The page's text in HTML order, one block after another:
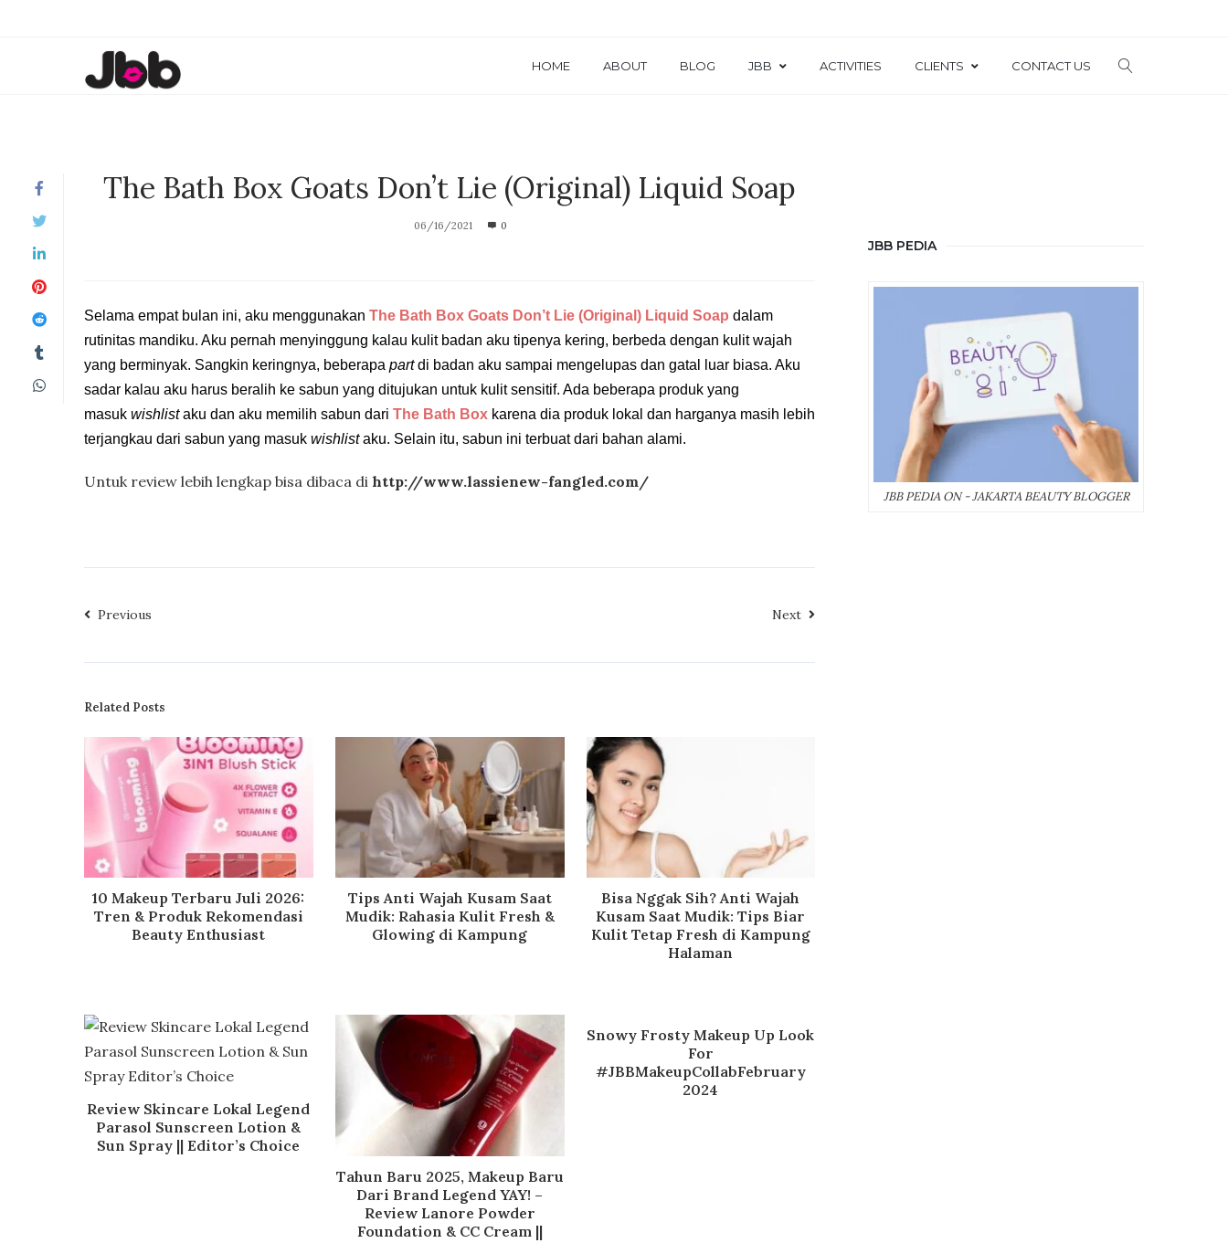
HOME ABOUT BLOG JBB ACTIVITIES CLIENTS CONTACT US
The Bath Box Goats Don’t Lie (Original) Liquid Soap
06/16/2021 0
Selama empat bulan ini, aku menggunakan The Bath Box Goats Don’t Lie (Original) Liquid Soap dalam
rutinitas mandiku. Aku pernah menyinggung kalau kulit badan aku tipenya kering, berbeda dengan kulit wajah
yang berminyak. Sangkin keringnya, beberapa partdi badan aku sampai mengelupas dan gatal luar biasa. Aku
sadar kalau aku harus beralih ke sabun yang ditujukan untuk kulit sensitif. Ada beberapa produk yang
masuk wishlistaku dan aku memilih sabun dari The Bath Box karena dia produk lokal dan harganya masih lebih
terjangkau dari sabun yang masuk wishlistaku. Selain itu, sabun ini terbuat dari bahan alami.
Untuk review lebih lengkap bisa dibaca di http://www.lassienew-fangled.com/
Previous Next
Related Posts
10 Makeup Terbaru Juli 2026:
Tren & Produk Rekomendasi
Beauty Enthusiast
Tips Anti Wajah Kusam Saat
Mudik: Rahasia Kulit Fresh &
Glowing di Kampung
Bisa Nggak Sih? Anti Wajah
Kusam Saat Mudik: Tips Biar
Kulit Tetap Fresh di Kampung
Halaman
Review Skincare Lokal Legend
Parasol Sunscreen Lotion &
Sun Spray || Editor’s Choice
Tahun Baru 2025, Makeup Baru
Dari Brand Legend YAY! –
Review Lanore Powder
Foundation & CC Cream ||
Snowy Frosty Makeup Up Look
For
#JBBMakeupCollabFebruary
2024
JBB PEDIA
JBB PEDIA ON - JAKARTA BEAUTY BLOGGER